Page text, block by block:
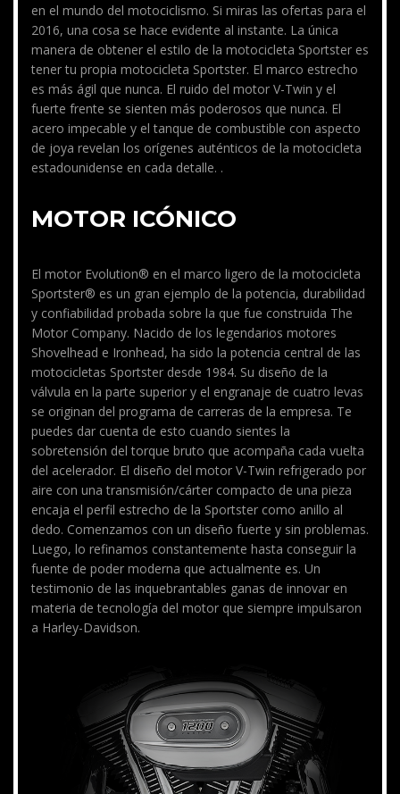
en el mundo del motociclismo. Si miras las ofertas para el
2016, una cosa se hace evidente al instante. La única
manera de obtener el estilo de la motocicleta Sportster es
tener tu propia motocicleta Sportster. El marco estrecho
es más ágil que nunca. El ruido del motor V-Twin y el
fuerte frente se sienten más poderosos que nunca. El
acero impecable y el tanque de combustible con aspecto
de joya revelan los orígenes auténticos de la motocicleta
estadounidense en cada detalle. .
MOTOR ICÓNICO
El motor Evolution® en el marco ligero de la motocicleta
Sportster® es un gran ejemplo de la potencia, durabilidad
y confiabilidad probada sobre la que fue construida The
Motor Company. Nacido de los legendarios motores
Shovelhead e Ironhead, ha sido la potencia central de las
motocicletas Sportster desde 1984. Su diseño de la
válvula en la parte superior y el engranaje de cuatro levas
se originan del programa de carreras de la empresa. Te
puedes dar cuenta de esto cuando sientes la
sobretensión del torque bruto que acompaña cada vuelta
del acelerador. El diseño del motor V-Twin refrigerado por
aire con una transmisión/cárter compacto de una pieza
encaja el perfil estrecho de la Sportster como anillo al
dedo. Comenzamos con un diseño fuerte y sin problemas.
Luego, lo refinamos constantemente hasta conseguir la
fuente de poder moderna que actualmente es. Un
testimonio de las inquebrantables ganas de innovar en
materia de tecnología del motor que siempre impulsaron
a Harley-Davidson.